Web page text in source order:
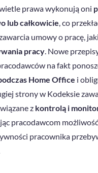
prawa wykonują oni
lub całkowicie, co
umowy o pracę,
pracy. Nowe
na fakt
Home Office i
strony w Kodeksie
z kontrolą i
pracodawcom możliwość
pracownika